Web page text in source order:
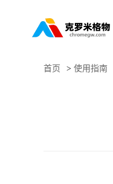
首页 > 使用指南